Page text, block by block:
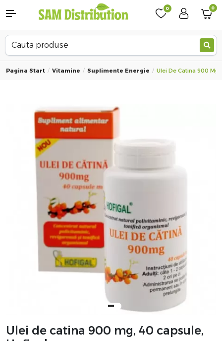
0 0
Pagina Start Vitamine Suplimente Energie Ulei De Catina 900
Ulei de catina 900 mg, 40 capsule,